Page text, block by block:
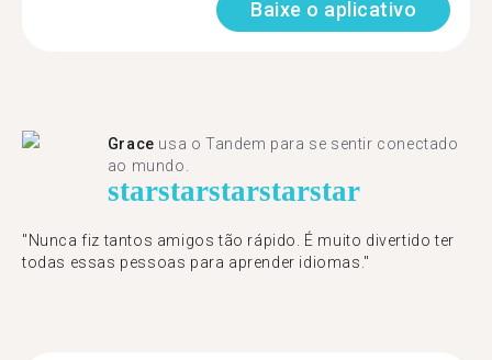
Baixe o aplicativo
Grace usa o Tandem para se sentir conectado
ao mundo.
starstarstarstarstar
"Nunca fiz tantos amigos tão rápido. É muito divertido ter
todas essas pessoas para aprender idiomas."